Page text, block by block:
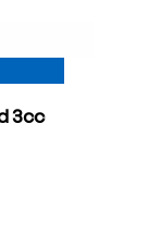
3cc